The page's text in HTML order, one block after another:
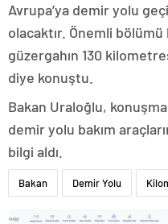
Avrupa’ya demir yolu
olacaktır. Önemli
güzergahın 130
diye konuştu.
Bakan Uraloğlu,
demir yolu bakım
bilgi aldı.
Bakan Demir Yolu